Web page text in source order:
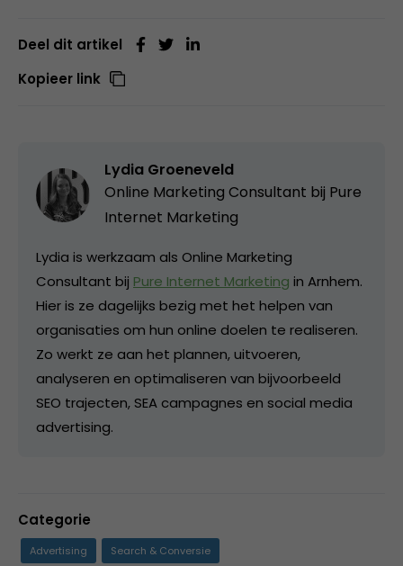
Deel dit artikel
Kopieer link
Lydia Groeneveld
Online Marketing Consultant bij Pure
Internet Marketing
Lydia is werkzaam als Online Marketing
Consultant bij Pure Internet Marketing in Arnhem.
Hier is ze dagelijks bezig met het helpen van
organisaties om hun online doelen te realiseren.
Zo werkt ze aan het plannen, uitvoeren,
analyseren en optimaliseren van bijvoorbeeld
SEO trajecten, SEA campagnes en social media
advertising.
Categorie
Advertising Search & Conversie